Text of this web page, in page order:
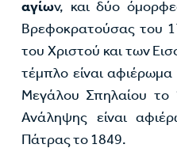
αγίων, και δύο
Βρεφοκρατούσας του
του Χριστού και των
τέμπλο είναι
Μεγάλου Σπηλαίου το
Ανάληψης είναι
Πάτρας το 1849.